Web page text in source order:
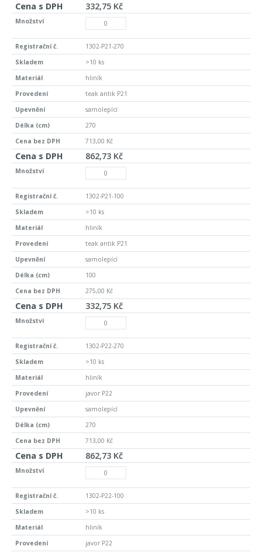
332,75 Kč
1302-P21-270
>10 ks
hliník
teak antik P21
samolepící
270
713,00 Kč
862,73 Kč
1302-P21-100
>10 ks
hliník
teak antik P21
samolepící
100
275,00 Kč
332,75 Kč
1302-P22-270
>10 ks
hliník
javor P22
samolepící
270
713,00 Kč
862,73 Kč
1302-P22-100
>10 ks
hliník
javor P22